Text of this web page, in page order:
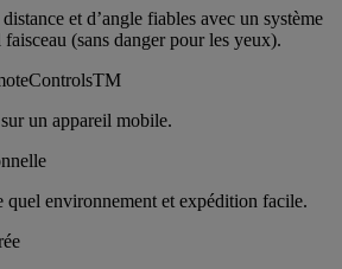
et d’angle fiables avec un système
faisceau (sans danger pour les yeux).
un appareil mobile.
quel environnement et expédition facile.